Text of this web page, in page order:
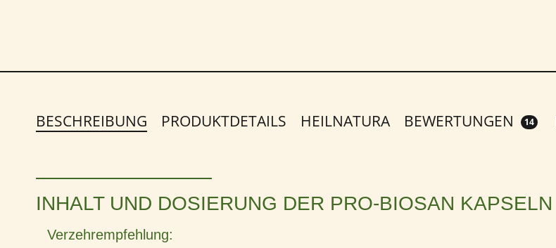
BESCHREIBUNG PRODUKTDETAILS HEILNATURA BEWERTUNGEN 14
INHALT UND DOSIERUNG DER PRO-BIOSAN KAPSELN
Verzehrempfehlung: